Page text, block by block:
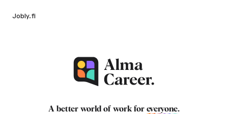
Jobly.fi
A better world of work for everyone.